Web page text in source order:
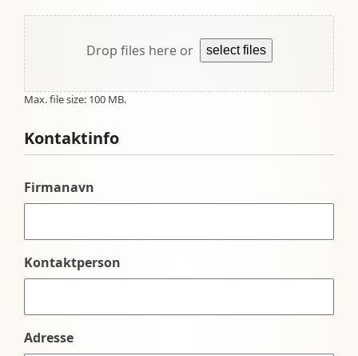
Drop files here or select files
Max. file size: 100 MB.
Kontaktinfo
Firmanavn
Kontaktperson
Adresse